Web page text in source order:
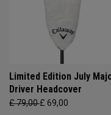
Limited Edition July
Driver Headcover
£ 79,00£ 69,00